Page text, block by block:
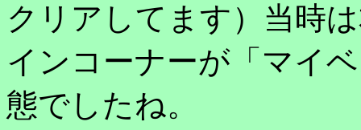
クリアしてます）当時
インコーナーが「マイ
態でしたね。